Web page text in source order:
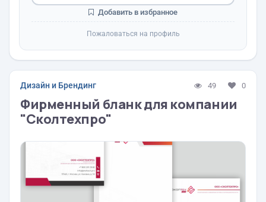
Добавить в избранное
Пожаловаться на профиль
Дизайн и Брендинг 49 0
Фирменный бланк для компании
"Сколтехпро"